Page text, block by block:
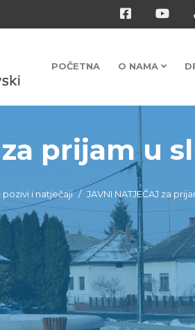
POČETNA O NAMA
za prijam u
pozivi i natječaji JAVNI NATJEČAJ za